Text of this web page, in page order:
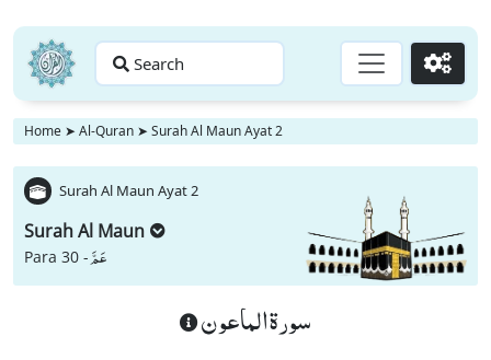
Search Go
Home ➤ Al-Quran ➤ Surah Al Maun Ayat 2
Surah Al Maun Ayat 2
Surah Al Maun
Para 30 -عَمَّ
سورة الماعون